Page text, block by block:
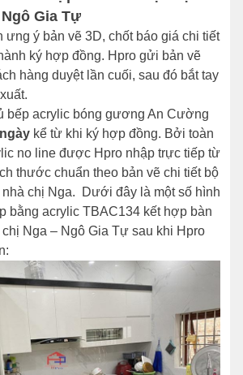
Gia Tự
ưng ý bản vẽ 3D, chốt báo giá chi tiết
ký hợp đồng. Hpro gửi bản vẽ
hàng duyệt lần cuối, sau đó bắt tay
bếp acrylic bóng gương An Cường
kể từ khi ký hợp đồng. Bởi toàn
no line được Hpro nhập trực tiếp từ
thước chuẩn theo bản vẽ chi tiết bộ
chị Nga. Dưới đây là một số hình
bằng acrylic TBAC134 kết hợp bàn
Nga – Ngô Gia Tự sau khi Hpro